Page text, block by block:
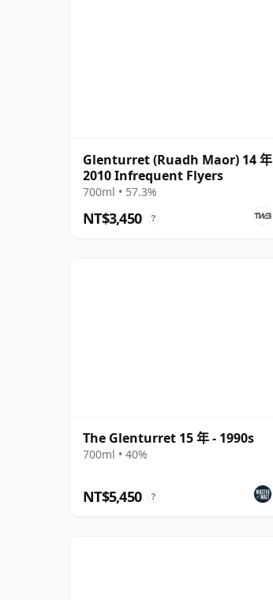
Glenturret (Ruadh Maor) 14 年
2010 Infrequent Flyers
700ml • 57.3%
NT$3,450 ?
The Glenturret 15 年 - 1990s
700ml • 40%
NT$5,450 ?